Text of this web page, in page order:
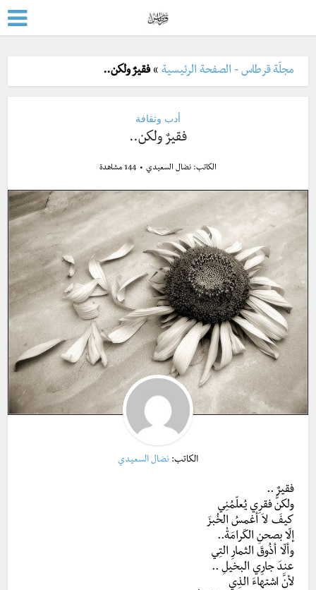
مجلّة قرطاس - الصفحة الرئيسية »فقيرٌ ولكن..
أدب وثقافة
فقيرٌ ولكن..
الكاتب: نضال السعيدي 144 مشاهدة
الكاتب: نضال السعيدي
فقيرٌ ..
ولكنَّ فقرِي يُعلّمُنِي
كيفَ لاَ أغمسُ الخُبزَ
إلّا بصحنِ الكَرامَةْ..
وألّا أذُوقَ الثمارِ التِي
عندَ جارِي البخيلِ ..
لأنَّ اشتهاءَ الذِي